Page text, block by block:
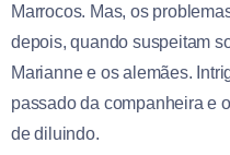
Marrocos. Mas, os
depois, quando suspeitam
Marianne e os alemães.
passado da companheira e
de diluindo.